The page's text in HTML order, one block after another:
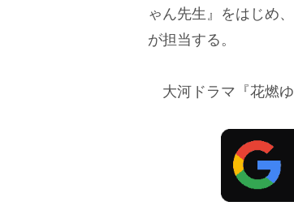
ゃん先生』をはじめ
が担当する。
大河ドラマ『花燃ゆ